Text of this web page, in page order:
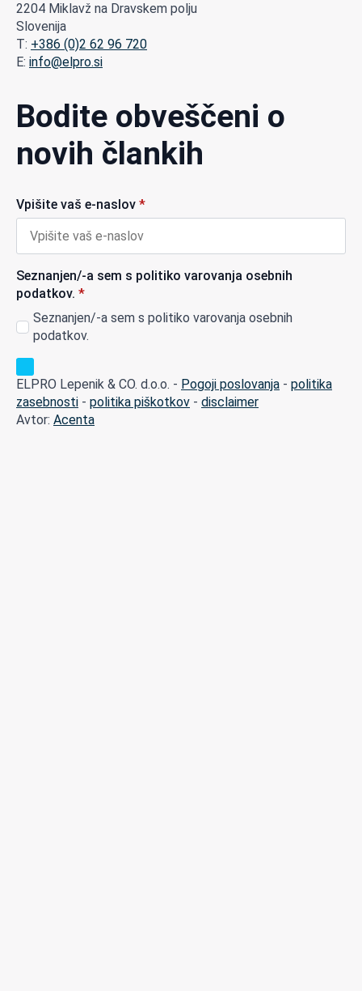
2204 Miklavž na Dravskem polju
Slovenija
T: +386 (0)2 62 96 720
E: info@elpro.si
Bodite obveščeni o
novih člankih
Vpišite vaš e-naslov *
Seznanjen/-a sem s politiko varovanja osebnih
podatkov. *
Seznanjen/-a sem s politiko varovanja osebnih
podatkov.
ELPRO Lepenik & CO. d.o.o. - Pogoji poslovanja - politika
zasebnosti - politika piškotkov - disclaimer
Avtor: Acenta